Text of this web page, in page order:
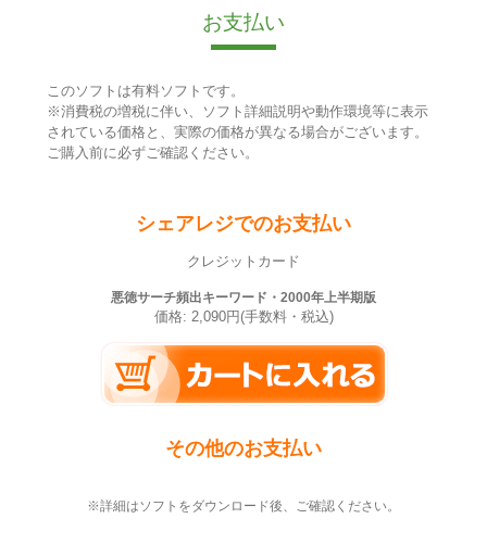
お支払い
このソフトは有料ソフトです。
※消費税の増税に伴い、ソフト詳細説明や動作環境等に表示
されている価格と、実際の価格が異なる場合がございます。
ご購入前に必ずご確認ください。
シェアレジでのお支払い
クレジットカード
悪徳サーチ頻出キーワード・2000年上半期版
価格: 2,090円(手数料・税込)
その他のお支払い
※詳細はソフトをダウンロード後、ご確認ください。